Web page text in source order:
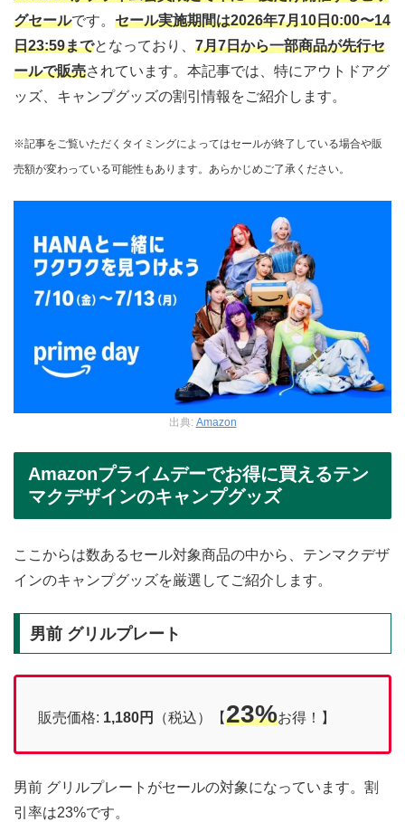
グセールです。 セール実施期間は2026年7月10日0:00〜14
日23:59までとなっており、 7月7日から一部商品が先行セ
ールで販売されています。本記事では、特にアウトドアグ
ッズ、キャンプグッズの割引情報をご紹介します。
※記事をご覧いただくタイミングによってはセールが終了している場合や販
売額が変わっている可能性もあります。あらかじめご了承ください。
出典: Amazon
Amazonプライムデーでお得に買えるテン
マクデザインのキャンプグッズ
ここからは数あるセール対象商品の中から、テンマクデザ
インのキャンプグッズを厳選してご紹介します。
男前 グリルプレート
販売価格: 1,180円 （税込）【23%お得！】
男前 グリルプレートがセールの対象になっています。割
引率は23%です。